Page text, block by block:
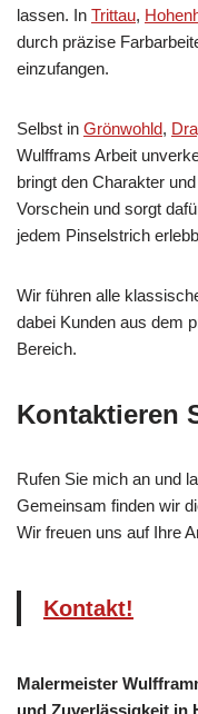
lassen. In Trittau,
durch präzise
einzufangen.
Selbst in Grönwohld,
Wulfframs Arbeit
bringt den Charakter
Vorschein und sorgt
jedem Pinselstrich
Wir führen alle
dabei Kunden aus dem
Bereich.
Kontaktieren
Rufen Sie mich an und
Gemeinsam finden wir
Wir freuen uns auf Ihre
Kontakt!
Malermeister
und Zuverlässigkeit in